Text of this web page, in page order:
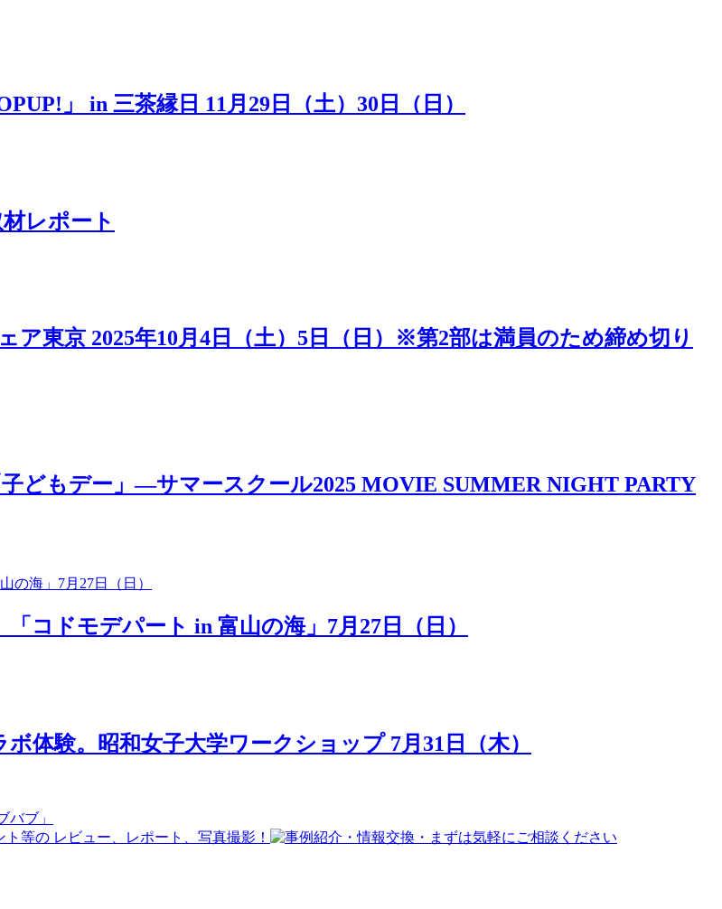
」 in 三茶縁日 11月29日（土）30日（日）
レポート
ア東京 2025年10月4日（土）5日（日）※第2部は満員のため締め切り
どもデー」―サマースクール2025 MOVIE SUMMER NIGHT PARTY
コドモデパート in 富山の海」7月27日（日）
体験。昭和女子大学ワークショップ 7月31日（木）